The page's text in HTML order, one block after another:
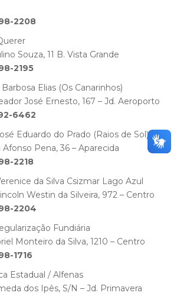
2208
Souza, 11 B. Vista Grande
2195
Elias (Os Canarinhos)
José Ernesto, 167 – Jd. Aeroporto
6462
Eduardo do Prado (Raios de Sol)
Afonso Pena, 36 – Aparecida
2218
da Silva Csizmar Lago Azul
Westin da Silveira, 972 – Centro
2204
Fundiária
Monteiro da Silva, 1210 – Centro
1716
Estadual / Alfenas
dos Ipês, S/N – Jd. Primavera